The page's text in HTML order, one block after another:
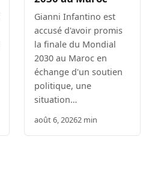
Gianni Infantino est
accusé d'avoir promis
la finale du Mondial
2030 au Maroc en
échange d'un soutien
politique, une
situation…
août 6, 20262 min